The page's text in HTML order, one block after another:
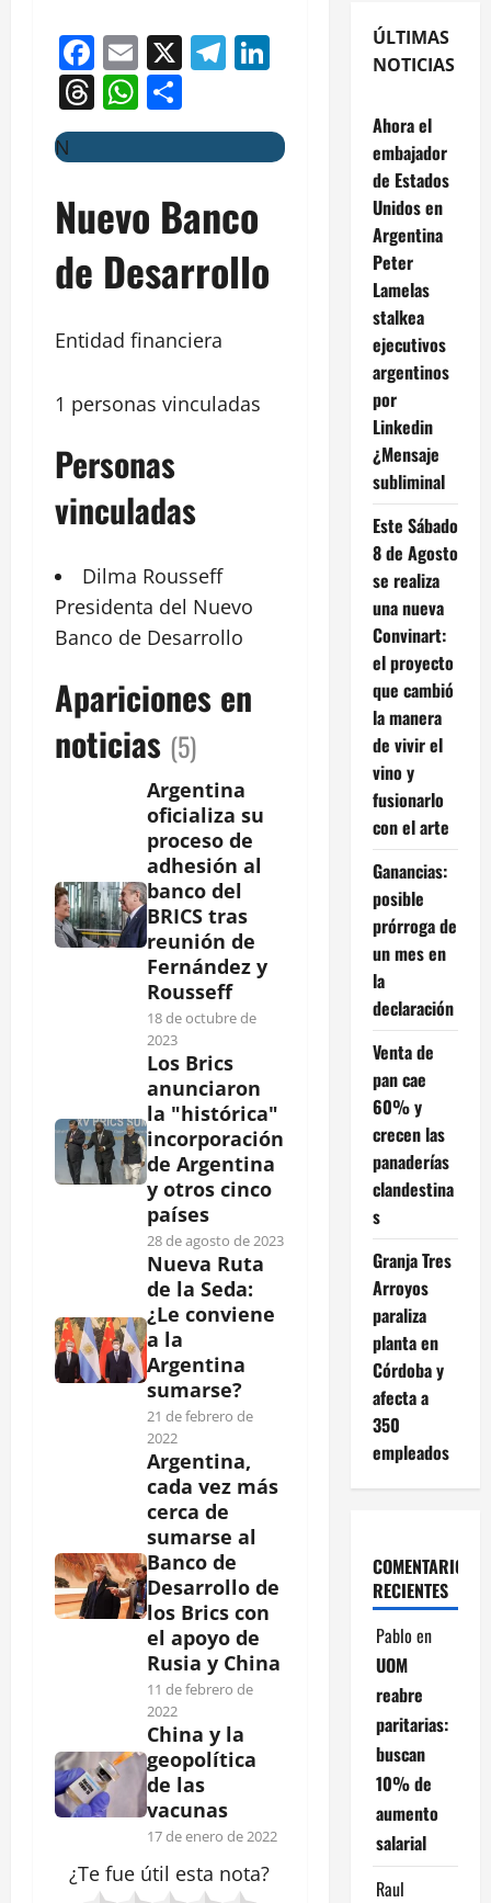
Facebook
Email
X Telegram
LinkedIn
Threads
WhatsApp
N
Nuevo Banco
de Desarrollo
Entidad financiera
1 personas vinculadas
Personas
vinculadas
Dilma Rousseff
Presidenta del Nuevo
Banco de Desarrollo
Apariciones en
noticias (5)
Argentina
oficializa su
proceso de
adhesión al
banco del
BRICS tras
reunión de
Fernández y
Rousseff
18 de octubre de
2023
Los Brics
anunciaron
la "histórica"
incorporación
de Argentina
y otros cinco
países
28 de agosto de 2023
Nueva Ruta
de la Seda:
¿Le conviene
a la
Argentina
sumarse?
21 de febrero de
2022
Argentina,
cada vez más
cerca de
sumarse al
Banco de
Desarrollo de
los Brics con
el apoyo de
Rusia y China
11 de febrero de
2022
China y la
geopolítica
de las
vacunas
17 de enero de 2022
¿Te fue útil esta nota?
ÚLTIMAS
NOTICIAS
Ahora el
embajador
de Estados
Unidos en
Argentina
Peter
Lamelas
stalkea
ejecutivos
argentinos
por
Linkedin
¿Mensaje
subliminal
Este Sábado
8 de Agosto
se realiza
una nueva
Convinart:
el proyecto
que cambió
la manera
de vivir el
vino y
fusionarlo
con el arte
Ganancias:
posible
prórroga de
un mes en
la
declaración
Venta de
pan cae
60% y
crecen las
panaderías
clandestina
s
Granja Tres
Arroyos
paraliza
planta en
Córdoba y
afecta a
350
empleados
COMENTARIOS
RECIENTES
Pablo en
UOM
reabre
paritarias:
buscan
10% de
aumento
salarial
Raul